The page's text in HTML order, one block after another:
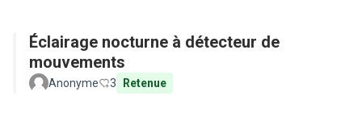
Éclairage nocturne à détecteur de
mouvements
Anonyme 3 Retenue